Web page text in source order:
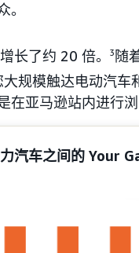
长了约 20 倍。 3随
规模触达电动汽车
亚马逊站内进行浏
汽车之间的 Your